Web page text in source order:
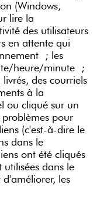
(Windows,
lire la
des utilisateurs
en attente qui
; les
heure/minute ;
des courriels
à la
ou cliqué sur un
pour
(c'est-à-dire le
dans le
ont été cliqués
utilisées dans le
les